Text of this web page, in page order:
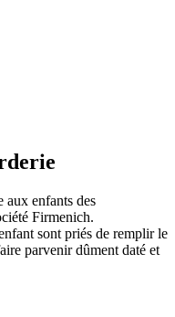
aux enfants des
Firmenich.
sont priés de remplir le
parvenir dûment daté et